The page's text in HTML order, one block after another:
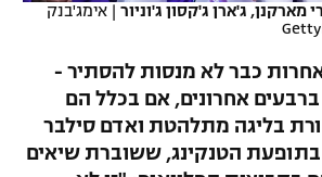
מארקנן, ג'ארן ג'קסון ג'וניור | אימג'בנק
ואחרות כבר לא מנסות להסתיר -
ברבעים אחרונים, אם בכלל הם
בליגה מתלהטת ואדם סילבר
הטנקינג, ששוברת שיאים